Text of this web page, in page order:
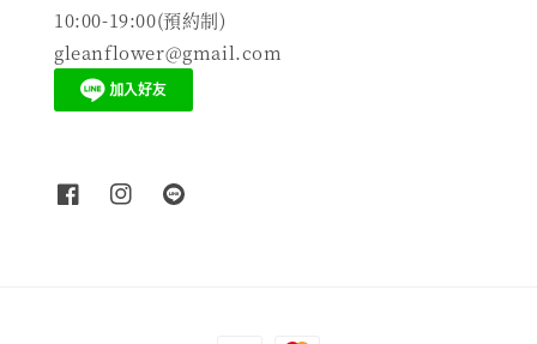
10:00-19:00(預約制)
gleanflower@gmail.com